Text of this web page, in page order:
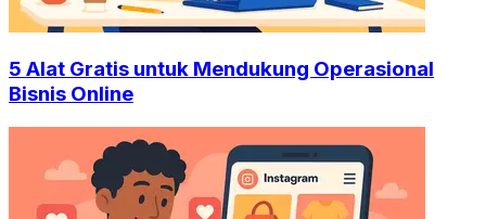
5 Alat Gratis untuk Mendukung Operasional
Bisnis Online